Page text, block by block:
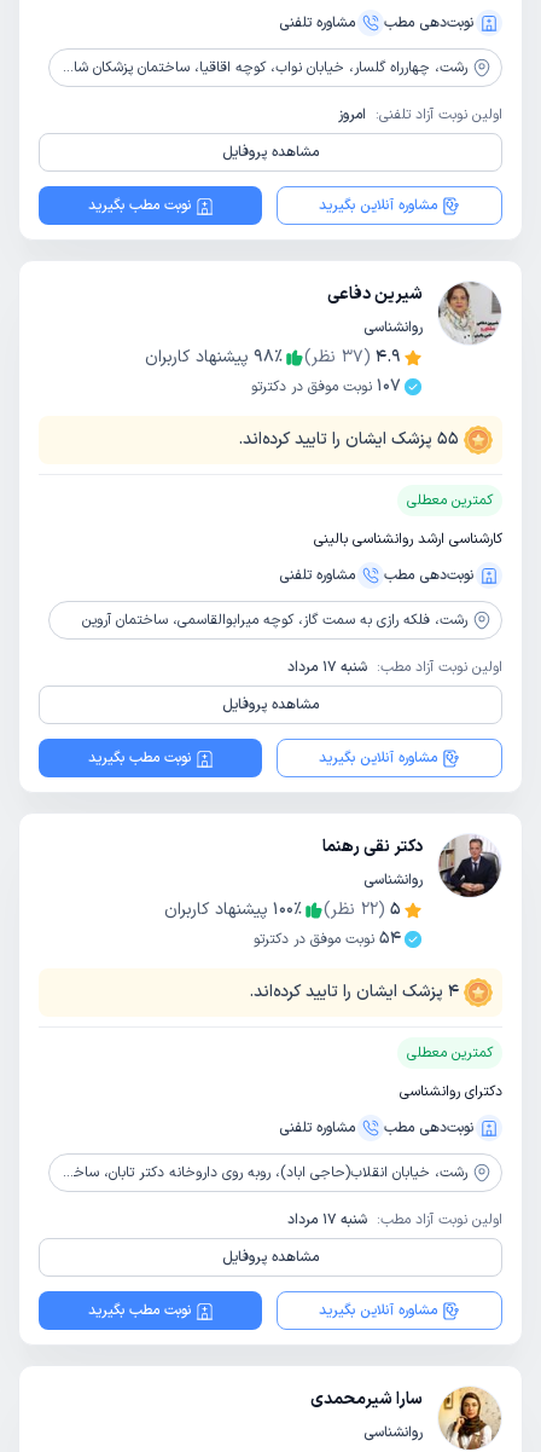
نوبت‌دهی مطب
مشاوره‌ تلفنی
رشت، چهارراه گلسار، خیابان نواب، کوچه اقاقیا، ساختمان پزشکان شایان، طبقه 4، واحد 11
اولین نوبت آزاد تلفنی: امروز
مشاهده پروفایل
مشاوره آنلاین بگیرید نوبت مطب بگیرید
شیرین دفاعی
روانشناسی
4.9
(
37 نظر) 98٪
پیشنهاد کاربران
107 نوبت موفق در دکترتو
55 پزشک ایشان را تایید کرده‌اند.
کمترین معطلی
کارشناسی ارشد روانشناسی بالینی
نوبت‌دهی مطب
مشاوره‌ تلفنی
رشت، فلکه رازی به سمت گاز، کوچه میرابوالقاسمی، ساختمان آروین
اولین نوبت آزاد مطب: شنبه 17 مرداد
مشاهده پروفایل
مشاوره آنلاین بگیرید نوبت مطب بگیرید
دکتر نقی رهنما
روانشناسی
5
(
22 نظر) 100٪
پیشنهاد کاربران
54 نوبت موفق در دکترتو
4 پزشک ایشان را تایید کرده‌اند.
کمترین معطلی
دکترای روانشناسی
نوبت‌دهی مطب
مشاوره‌ تلفنی
رشت، خیابان انقلاب(حاجی اباد)، روبه روی داروخانه دکتر تابان، ساختمان پزشکان گاندی، طبقه چهارم،پلاک 15
اولین نوبت آزاد مطب: شنبه 17 مرداد
مشاهده پروفایل
مشاوره آنلاین بگیرید نوبت مطب بگیرید
سارا شیرمحمدی
روانشناسی